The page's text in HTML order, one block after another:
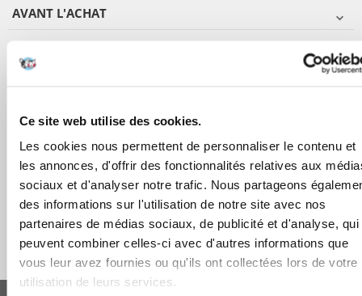
Ce site web utilise des cookies.
Les cookies nous permettent de personnaliser le contenu et
les annonces, d'offrir des fonctionnalités relatives aux
sociaux et d'analyser notre trafic. Nous partageons
des informations sur l'utilisation de notre site avec nos
partenaires de médias sociaux, de publicité et d'analyse, qui
peuvent combiner celles-ci avec d'autres informations que
vous leur avez fournies ou qu'ils ont collectées lors de votre
utilisation de leurs services.
AVANT L'ACHAT
COMMANDES
APPRENEZ À NOUS CONNAÎTRE
FERA 24 UG Sede legale: Blankenfelder Dorfstraße 94 15827 Blankenfelde-